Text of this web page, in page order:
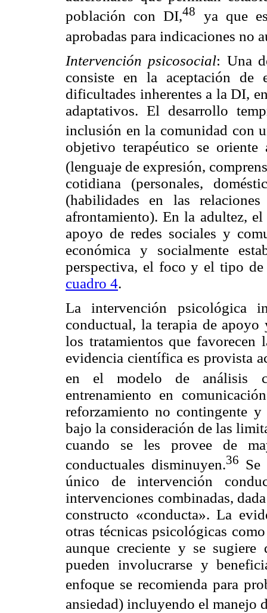
población con DI,48
ya que
aprobadas para indicaciones no
Intervención psicosocial: Una
consiste en la aceptación de
dificultades inherentes a la DI,
adaptativos. El desarrollo
inclusión en la comunidad con
objetivo terapéutico se
(lenguaje de expresión,
cotidiana (personales,
(habilidades en las
afrontamiento). En la adultez,
apoyo de redes sociales y
económica y socialmente
perspectiva, el foco y el tipo de
cuadro 4.
La intervención psicológica
conductual, la terapia de
los tratamientos que
evidencia científica es provista
en el modelo de análisis
entrenamiento en
reforzamiento no contingente
bajo la consideración de las
cuando se les provee de
conductuales disminuyen.36
único de intervención
intervenciones combinadas,
constructo «conducta». La
otras técnicas psicológicas
aunque creciente y se
pueden involucrarse y
enfoque se recomienda para
ansiedad) incluyendo el manejo